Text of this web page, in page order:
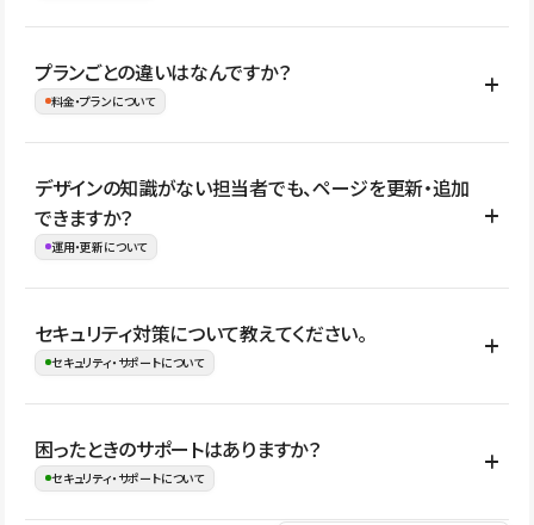
イト全体のデザインや設定がそのまま移行されるわけではないた
め、移行後にページ構成やデザイン、CMS設計、URL・リダイレク
はい。アクセス規模が大きいサイトや、複数部門での運用、権限管
理、セキュリティ確認、既存システムとの連携など、個別の要件が
ない段階でも、お問い合わせください。
お問合せはこちら
プランごとの違いはなんですか？
料金・プランについて
公開ページ数、バージョン履歴の期間、CMS利用数の上限、権限
管理の有無などがプランごとに異なります。詳しくは料金プランペ
ージをご覧ください。
デザインの知識がない担当者でも、ページを更新・追加
できますか？
運用・更新について
はい。CMSやコンポーネントを活用して更新範囲を設計しておく
ことで、デザインを崩しにくい状態で運用できます。 さらにコン
ながらレイアウトに影響を与えずに更新作業を進めやすくなりま
す。
セキュリティ対策について教えてください。
セキュリティ・サポートについて
Studioでは、公開サイトやサービスを安全に利用できるよう、通信
の暗号化、データ保護、アクセス管理、脆弱性対策など、複数の観
困ったときのサポートはありますか？
セキュリティ・サポートについて